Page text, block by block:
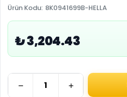
Ürün Kodu: 8K0941699B-HELLA
₺ 3,204.43